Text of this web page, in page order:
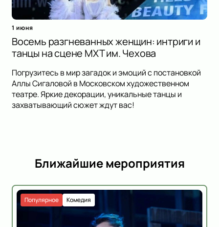
1 июня
Восемь разгневанных женщин: интриги и
танцы на сцене МХТ им. Чехова
Погрузитесь в мир загадок и эмоций с постановкой
Аллы Сигаловой в Московском художественном
театре. Яркие декорации, уникальные танцы и
захватывающий сюжет ждут вас!
Ближайшие мероприятия
Комедия
Популярное